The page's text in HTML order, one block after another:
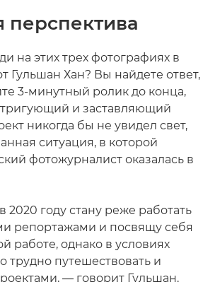
перспектива
на этих трех фотографиях в
Гульшан Хан? Вы найдете ответ,
3-минутный ролик до конца,
и заставляющий
никогда бы не увидел свет,
ситуация, в которой
фотожурналист оказалась в
2020 году стану реже работать
репортажами и посвящу себя
работе, однако в условиях
трудно путешествовать и
— говорит Гульшан.